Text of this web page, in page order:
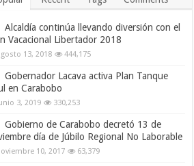
Alcaldía continúa llevando diversión con el
Vacacional Libertador 2018
13, 2018 444,175
Gobernador Lacava activa Plan Tanque
en Carabobo
3, 2019 330,253
Gobierno de Carabobo decretó 13 de
día de Júbilo Regional No Laborable
10, 2017 63,379